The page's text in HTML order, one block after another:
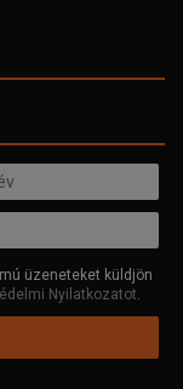
üzeneteket küldjön
Nyilatkozatot.